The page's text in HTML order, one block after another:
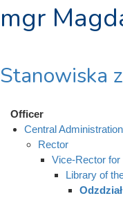
mgr
Stanowiska
Officer
Central Administration
Rector
Vice-Rector for
Library of